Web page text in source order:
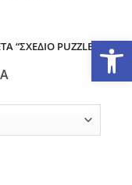
“ΣΧΈΔΙΟ PUZZLE”